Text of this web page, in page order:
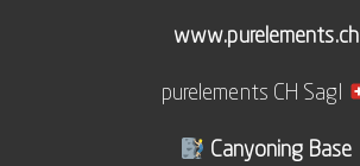
www.purelements.ch
purelements CH Sagl
Canyoning Base